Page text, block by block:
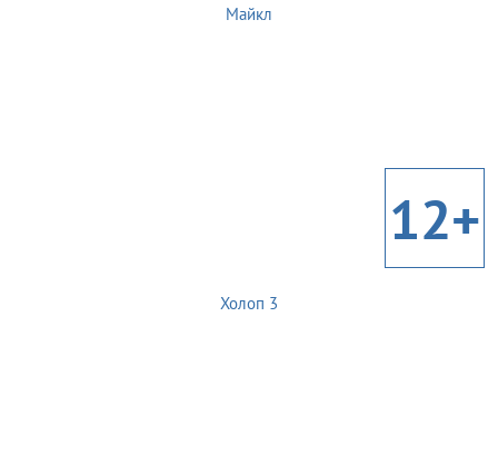
Майкл
12+
Холоп 3